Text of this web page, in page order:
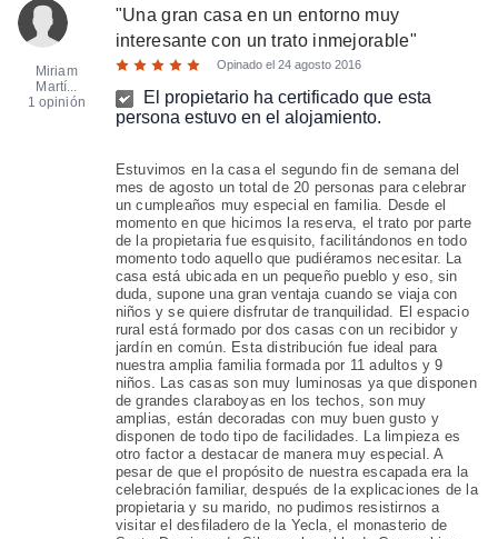
Miriam
Martí...
1 opinión
"Una gran casa en un entorno muy
interesante con un trato inmejorable"
Opinado el 24 agosto 2016
El propietario ha certificado que esta
persona estuvo en el alojamiento.
Estuvimos en la casa el segundo fin de semana del
mes de agosto un total de 20 personas para celebrar
un cumpleaños muy especial en familia. Desde el
momento en que hicimos la reserva, el trato por parte
de la propietaria fue esquisito, facilitándonos en todo
momento todo aquello que pudiéramos necesitar. La
casa está ubicada en un pequeño pueblo y eso, sin
duda, supone una gran ventaja cuando se viaja con
niños y se quiere disfrutar de tranquilidad. El espacio
rural está formado por dos casas con un recibidor y
jardín en común. Esta distribución fue ideal para
nuestra amplia familia formada por 11 adultos y 9
niños. Las casas son muy luminosas ya que disponen
de grandes claraboyas en los techos, son muy
amplias, están decoradas con muy buen gusto y
disponen de todo tipo de facilidades. La limpieza es
otro factor a destacar de manera muy especial. A
pesar de que el propósito de nuestra escapada era la
celebración familiar, después de la explicaciones de la
propietaria y su marido, no pudimos resistirnos a
visitar el desfiladero de la Yecla, el monasterio de